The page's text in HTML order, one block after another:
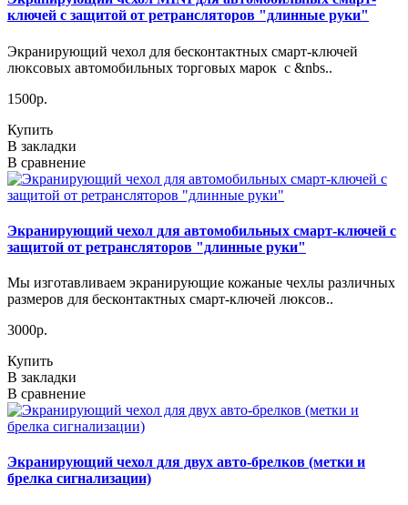
ключей с защитой от ретрансляторов "длинные руки"
Экранирующий чехол для бесконтактных смарт-ключей
люксовых автомобильных торговых марок с &nbs..
1500р.
Купить
В закладки
В сравнение
Экранирующий чехол для автомобильных смарт-ключей с
защитой от ретрансляторов "длинные руки"
Мы изготавливаем экранирующие кожаные чехлы различных
размеров для бесконтактных смарт-ключей люксов..
3000р.
Купить
В закладки
В сравнение
Экранирующий чехол для двух авто-брелков (метки и
брелка сигнализации)